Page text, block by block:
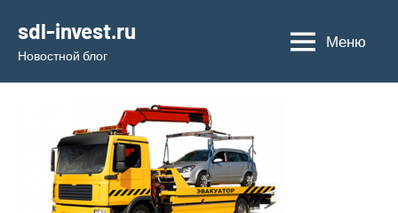
содержимому
sdl-invest.ru
Новостной блог
Меню